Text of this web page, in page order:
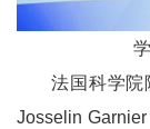
法国科学院
Josselin